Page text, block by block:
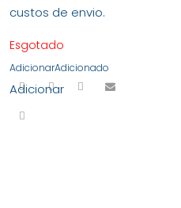
custos de envio.
Esgotado
AdicionarAdicionado
Adicionar